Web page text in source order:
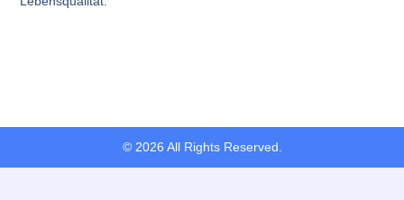
© 2026 All Rights Reserved.